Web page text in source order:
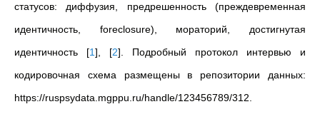
статусов: диффузия, предрешенность (преждевременная
идентичность, foreclosure), мораторий, достигнутая
идентичность [1] [2] . Подробный протокол интервью и
кодировочная схема размещены в репозитории данных:
https://ruspsydata.mgppu.ru/handle/123456789/312.